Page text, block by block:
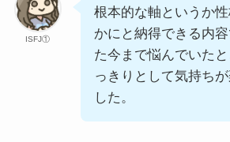
ISFJ①
根本的な軸というか
かにと納得できる内
た今まで悩んでいた
っきりとして気持ち
した。